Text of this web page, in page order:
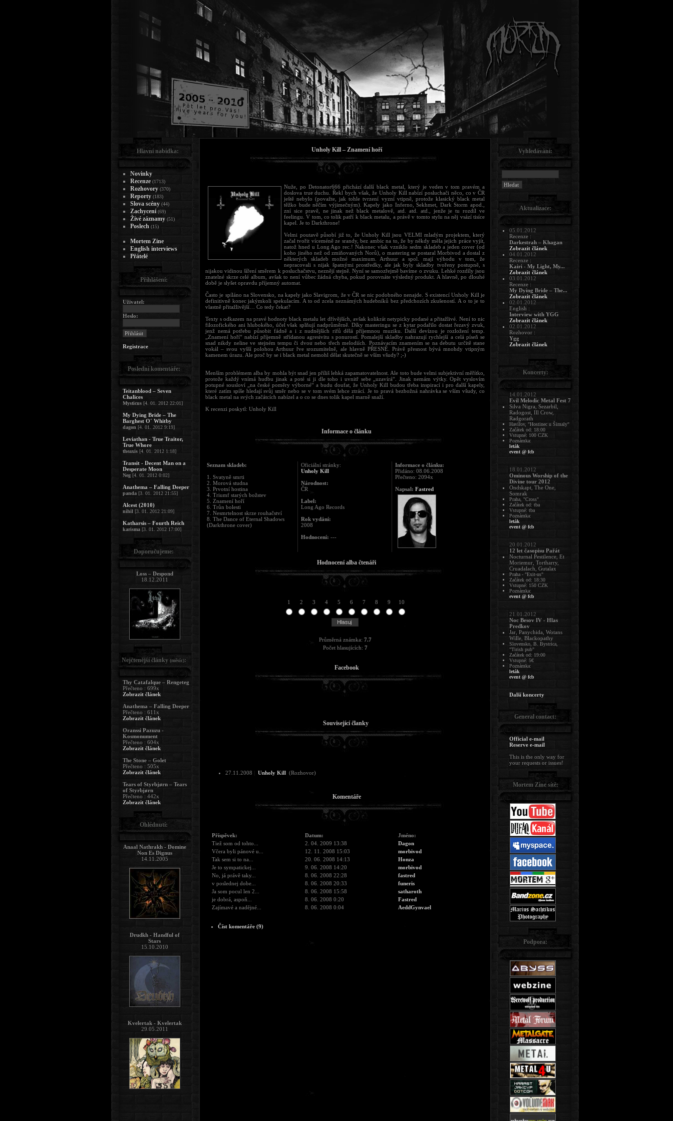
Unholy Kill – Znamení hoří
Nuže, po Detonator666 přichází další black metal, který je veden v tom pravém a
doslova true duchu. Řekl bych však, že Unholy Kill nabízí posluchači něco, co v ČR
ještě nebylo (považte, jak tohle tvrzení vyzní vtipně, protože klasický black metal
těžko bude něčím výjimečným). Kapely jako Inferno, Sekhmet, Dark Storm apod.,
zní sice pravě, ne jinak než black metalově, atd. atd. atd., jenže je tu rozdíl ve
feelingu. V tom, co tolik patří k black metalu, a právě v tomto stylu na něj vsází tisíce
kapel. Je to Darkthrone!
Velmi poutavě působí již to, že Unholy Kill jsou VELMI mladým projektem, který
začal tvořit víceméně ze srandy, bez ambic na to, že by někdy měla jejich práce vyjít,
natož hned u Long Ago rec.! Nakonec však vzniklo sedm skladeb a jeden cover (od
koho jiného než od zmiňovaných Norů), o mastering se postaral Morbivod a dostal z
některých skladeb možné maximum. Arthuur a spol. mají výhodu v tom, že
nepracovali s nijak špatnými prostředky, ale jak byly skladby tvořeny postupně, s
nijakou vidinou šíření směrem k posluchačstvu, neznějí stejně. Nyní se samozřejmě bavíme o zvuku. Lehké rozdíly jsou
znatelné skrze celé album, avšak to není vůbec žádná chyba, pokud porovnáte výsledný produkt. A hlavně, po dlouhé
době je slyšet opravdu příjemný automat.
Často je spíláno na Slovensko, na kapely jako Slavigrom, že v ČR se nic podobného nenajde. S existencí Unholy Kill je
definitivně konec jakýmkoli spekulacím. A to od zcela neznámých hudebníků bez předchozích zkušeností. A o to je to
vlastně přitažlivější… Co tedy čekat?
Texty s odkazem na pravé hodnoty black metalu let dřívějších, avšak kolikrát netypicky podané a přitažlivé. Není to nic
filozofického ani hlubokého, účel však splňují nadprůměrně. Díky masteringu se z kytar podařilo dostat řezavý zvuk,
jenž nemá potřebu působit fádně a i z nudnějších rifů dělá příjemnou muziku. Další devízou je rozložení temp.
„Znamení hoří“ nabízí příjemně střídanou agresivitu s ponurostí. Pomalejší skladby nahrazují rychlejší a celá píseň se
snad nikdy neline ve stejném tempu či dvou nebo třech melodiích. Poznávacím znamením se na debutu určitě stane
vokál – svou vyšší polohou Arthuur řve srozumitelně, ale hlavně PŘESNĚ. Právě přesnost bývá mnohdy vtipným
kamenem úrazu. Ale proč by se i black metal nemohl dělat skutečně se vším všudy? ;-)
Menším problémem alba by mohla být snad jen příliš lehká zapamatovatelnost. Ale toto bude velmi subjektivní měřítko,
protože každý vnímá hudbu jinak a poté si ji dle toho i uvnitř sebe „uzavírá“. Jinak nemám výtky. Opět vyslovím
potupné sousloví „na české poměry výborné“ a budu doufat, že Unholy Kill budou třeba inspirací i pro další kapely,
které zatím spíše hledají svůj směr nebo se v tom svém lehce ztrácí. Je to pravá bezbožná nahrávka se vším všudy, co
black metal na svých začátcích nabízel a o co se dnes tolik kapel marně snaží.
K recenzi poskytl: Unholy Kill
Informace o článku
Seznam skladeb:
1. Svatyně smrti
2. Morová studna
3. Prvotní hostina
4. Triumf starých božstev
5. Znamení hoří
6. Trůn bolesti
7. Nesmrtelnost skrze rouhačství
8. The Dance of Eternal Shadows
(Darkthrone cover)
Oficiální stránky:
Unholy Kill
Národnost:
ČR
Label:
Long Ago Records
Rok vydání:
2008
Hodnocení: ---
Informace o článku:
Přidáno: 08.06.2008
Přečteno: 2094x
Napsal: Fastred
Hodnocení alba čtenáři
1 2 3 4 5 6 7 8 9 10
Průměrná známka: 7.7
Počet hlasujících: 7
Facebook
Související članky
27.11.2008 Unholy Kill (Rozhovor)
Komentáře
Příspěvek: Datum:
Jméno:
Tiež som od tohto...
2. 04. 2009 13:38
Dagon
Včera byli pánové u...
12. 11. 2008 15:03
morbivod
Tak sem si to na...
20. 06. 2008 14:13
Honza
Je to sympatickej...
9. 06. 2008 14:20
morbivod
No, já právě taky...
8. 06. 2008 22:28
fastred
v poslednej dobe...
8. 06. 2008 20:33
funeris
Ja som pocul len 2...
8. 06. 2008 15:58
satharoth
je dobrá, aspoň...
8. 06. 2008 0:20
Fastred
Zajímavé a nadějné...
8. 06. 2008 0:04 AeddGynvael
Číst komentáře (9)
Hlavní nabídka:
Novinky
Recenze (1713)
Rozhovory (370)
Reporty (183)
Slova scény (44)
Zachycení (69)
Živé záznamy (51)
Poslech (15)
Mortem Zine
English interviews
Přátelé
Přihlášení:
Uživatel:
Heslo:
Registrace
Poslední komentáře:
Teitanblood – Seven
Chalices
Mysticus [4. 01. 2012 22:01]
My Dying Bride – The
Barghest O´ Whitby
dagon [4. 01. 2012 9:19]
Leviathan - True Traitor,
True Whore
theaxis [4. 01. 2012 1:18]
Transit - Decent Man on a
Desperate Moon
Neg [4. 01. 2012 0:02]
Anathema – Falling Deeper
panda [3. 01. 2012 21:55]
Alcest (2010)
nihil [3. 01. 2012 21:09]
Katharsis – Fourth Reich
karisma [3. 01. 2012 17:00]
Doporučujeme:
Loss – Despond
18.12.2011
Nejčtenější články (měsíc):
Thy Catafalque – Rengeteg
Přečteno : 699x
Zobrazit článek
Anathema – Falling Deeper
Přečteno : 611x
Zobrazit článek
Oranssi Pazuzu -
Kosmonument
Přečteno : 604x
Zobrazit článek
The Stone – Golet
Přečteno : 505x
Zobrazit článek
Tears of Styrbjørn – Tears
of Styrbjørn
Přečteno : 442x
Zobrazit článek
Ohlédnutí:
Anaal Nathrakh - Domine
Non Es Dignus
14.11.2005
Drudkh - Handful of
Stars
15.10.2010
Kvelertak - Kvelertak
29.05.2011
Vyhledávání:
Aktualizace:
05.01.2012
Recenze :
Darkestrah – Khagan
Zobrazit článek
04.01.2012
Recenze :
Kairi - My Light, My...
Zobrazit článek
03.01.2012
Recenze :
My Dying Bride – The...
Zobrazit článek
02.01.2012
English :
Interview with YGG
Zobrazit článek
02.01.2012
Rozhovor :
Ygg
Zobrazit článek
Koncerty:
14.01.2012
Evil Melodic Metal Fest 7
Silva Nigra, Sezarbil,
Radogost, Ill Crow,
Radgorath
Havířov, "Hostinec u Šimaly"
Začátek od: 18:00
Vstupné: 100 CZK
Poznámka:
leták
event @ fcb
18.01.2012
Ominous Worship of the
Divine tour 2012
Ondskapt, The One,
Somrak
Praha, "Cross"
Začátek od: tba
Vstupné: tba
Poznámka:
leták
event @ fcb
20.01.2012
12 let časopisu Pařát
Nocturnal Pestilence, Et
Moriemur, Tortharry,
Cruadalach, Gutalax
Praha - "Exit-us"
Začátek od: 18:30
Vstupné: 150 CZK
Poznámka:
event @ fcb
21.01.2012
Noc Besov IV - Hlas
Predkov
Jar, Panychida, Wotans
Wille, Blackopathy
Slovensko, B. Bystrica,
"Tirish pub"
Začátek od: 19:00
Vstupné: 5€
Poznámka:
leták
event @ fcb
Další koncerty
General contact:
Official e-mail
Reserve e-mail
This is the only way for
your requests or issues!
Mortem Zine sítě:
Podpora: